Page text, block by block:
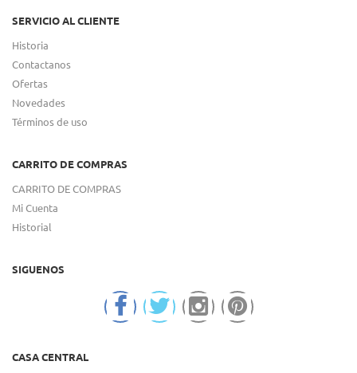
SERVICIO AL CLIENTE
Historia
Contactanos
Ofertas
Novedades
Términos de uso
CARRITO DE COMPRAS
CARRITO DE COMPRAS
Mi Cuenta
Historial
SIGUENOS
CASA CENTRAL